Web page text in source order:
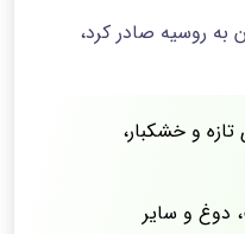
به روسیه صادر کرد،
و خشکبار،
دوغ و سایر